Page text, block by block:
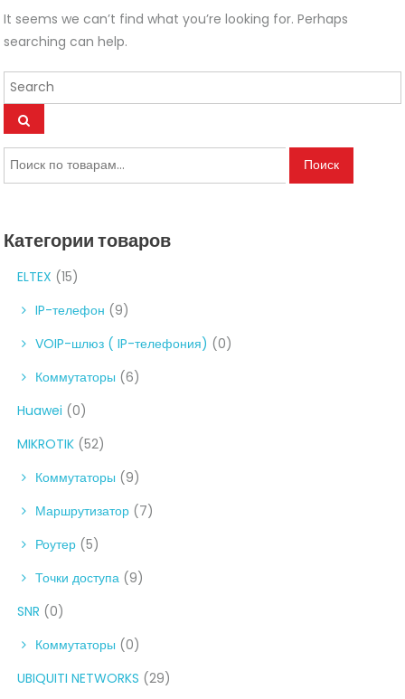
It seems we can’t find what you’re looking for. Perhaps
searching can help.
Искать: Поиск
Категории товаров
ELTEX (15)
IP-телефон (9)
VOIP-шлюз ( IP-телефония) (0)
Коммутаторы (6)
Huawei (0)
MIKROTIK (52)
Коммутаторы (9)
Маршрутизатор (7)
Роутер (5)
Точки доступа (9)
SNR (0)
Коммутаторы (0)
UBIQUITI NETWORKS (29)